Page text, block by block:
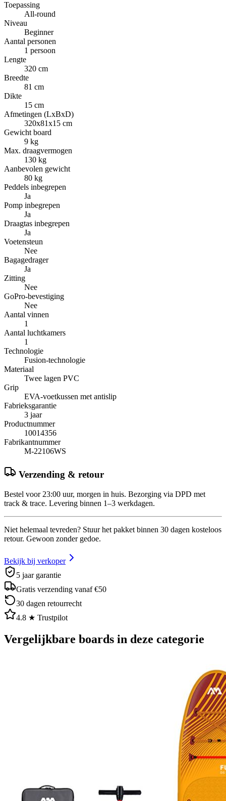
Toepassing
All-round
Niveau
Beginner
Aantal personen
1 persoon
Lengte
320 cm
Breedte
81 cm
Dikte
15 cm
Afmetingen (LxBxD)
320x81x15 cm
Gewicht board
9 kg
Max. draagvermogen
130 kg
Aanbevolen gewicht
80 kg
Peddels inbegrepen
Ja
Pomp inbegrepen
Ja
Draagtas inbegrepen
Ja
Voetensteun
Nee
Bagagedrager
Ja
Zitting
Nee
GoPro-bevestiging
Nee
Aantal vinnen
1
Aantal luchtkamers
1
Technologie
Fusion-technologie
Materiaal
Twee lagen PVC
Grip
EVA-voetkussen met antislip
Fabrieksgarantie
3 jaar
Productnummer
10014356
Fabrikantnummer
M-22106WS
Verzending & retour
Bestel voor 23:00 uur, morgen in huis. Bezorging via DPD met
track & trace. Levering binnen 1–3 werkdagen.
Niet helemaal tevreden? Stuur het pakket binnen 30 dagen kosteloos
retour. Gewoon zonder gedoe.
Bekijk bij verkoper
5 jaar garantie
Gratis verzending vanaf €50
30 dagen retourrecht
4.8 ★ Trustpilot
Vergelijkbare boards in deze categorie